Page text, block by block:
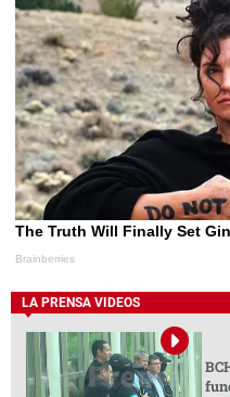
LA PRENSA VIDEOS